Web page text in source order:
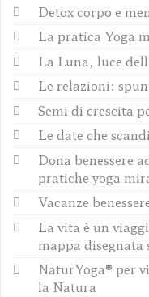
Detox corpo e
La pratica Yoga
La Luna, luce
Le relazioni:
Semi di crescita
Le date che
Dona benessere
pratiche yoga
Vacanze
La vita è un
mappa disegnata
NaturYoga® per
la Natura